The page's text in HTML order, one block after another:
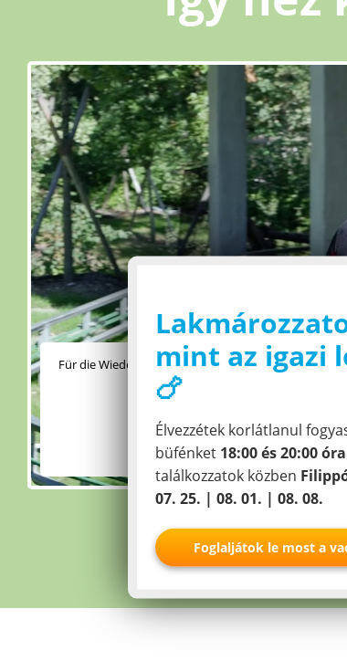
Für die Wiedergabe dieses Videos ist die
Ihre Präferenzen bei der
mint az igazi
🍗
Élvezzétek korlátlanul
büfénket 18:00 és 20:00
találkozzatok közben
07. 25. | 08. 01. | 08. 08.
Foglaljátok le most a